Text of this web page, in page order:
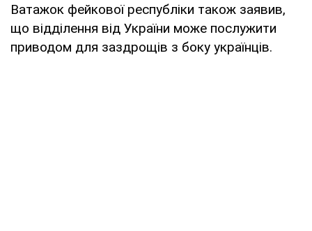
Ватажок фейкової республіки також заявив,
що відділення від України може послужити
приводом для заздрощів з боку українців.